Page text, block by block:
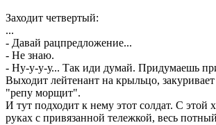
Заходит четвертый:
...
- Давай рацпредложение...
- Не знаю.
- Ну-у-у-у... Так иди думай. Придумаешь
Выходит лейтенант на крыльцо,
"репу морщит".
И тут подходит к нему этот солдат. С этой
руках с привязанной тележкой, весь